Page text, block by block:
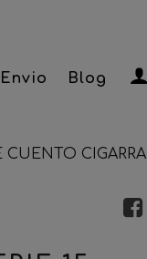
Blog
CUENTO CIGARRA